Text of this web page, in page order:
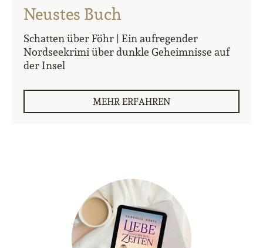
Neustes Buch
Schatten über Föhr | Ein aufregender
Nordseekrimi über dunkle Geheimnisse auf
der Insel
MEHR ERFAHREN